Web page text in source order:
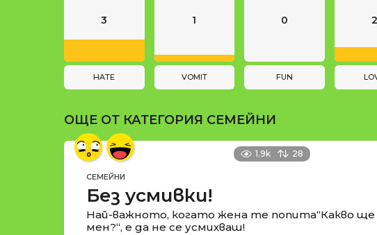
a
t
i
n
3
HATE
1
VOMIT
0
FUN
2
ОЩЕ ОТ КАТЕГОРИЯ СЕМЕЙНИ
1.9k 28
СЕМЕЙНИ
Без усмивки!
Най-важното, когато жена те попита“Какво ще
мен?“, е да не се усмихваш!